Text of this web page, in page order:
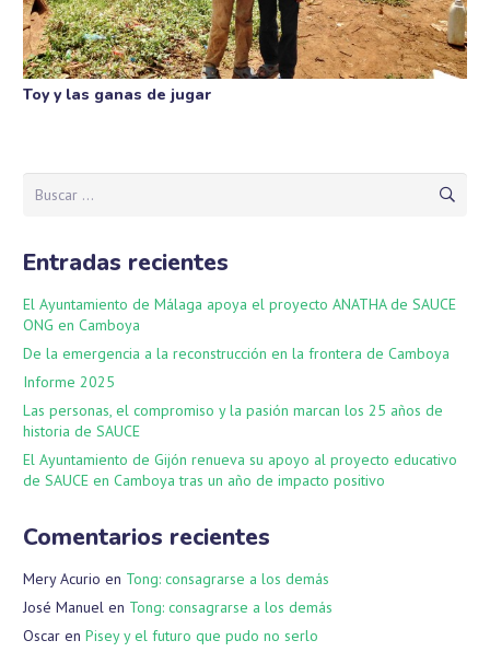
Toy y las ganas de jugar
Entradas recientes
El Ayuntamiento de Málaga apoya el proyecto ANATHA de SAUCE
ONG en Camboya
De la emergencia a la reconstrucción en la frontera de Camboya
Informe 2025
Las personas, el compromiso y la pasión marcan los 25 años de
historia de SAUCE
El Ayuntamiento de Gijón renueva su apoyo al proyecto educativo
de SAUCE en Camboya tras un año de impacto positivo
Comentarios recientes
Mery Acurio en Tong: consagrarse a los demás
José Manuel en Tong: consagrarse a los demás
Oscar en Pisey y el futuro que pudo no serlo